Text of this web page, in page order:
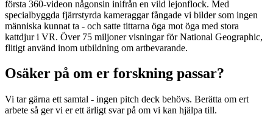
första 360-videon någonsin inifrån en vild lejonflock. Med
specialbyggda fjärrstyrda kameraggar fångade vi bilder som ingen
människa kunnat ta - och satte tittarna öga mot öga med stora
kattdjur i VR. Över 75 miljoner visningar för National Geographic,
flitigt använd inom utbildning om artbevarande.
Osäker på om er forskning passar?
Vi tar gärna ett samtal - ingen pitch deck behövs. Berätta om ert
arbete så ger vi er ett ärligt svar på om vi kan hjälpa till.